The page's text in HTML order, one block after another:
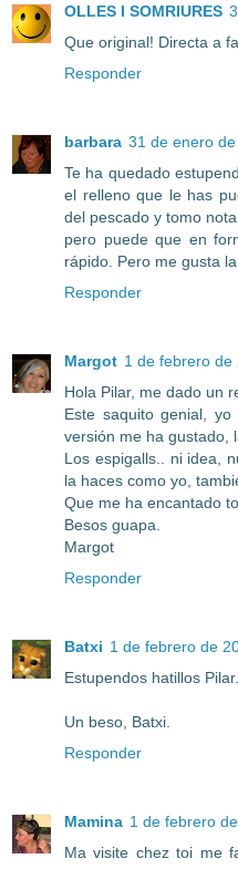
OLLES I SOMRIURES
Que original! Directa a
Responder
barbara 31 de enero
Te ha quedado
el relleno que le has
del pescado y tomo
pero puede que en
rápido. Pero me gusta
Responder
Margot 1 de febrero de
Hola Pilar, me dado un
Este saquito genial,
versión me ha gustado,
Los espigalls.. ni idea,
la haces como yo,
Que me ha encantado
Besos guapa.
Margot
Responder
Batxi 1 de febrero de
Estupendos hatillos
Un beso, Batxi.
Responder
Mamina 1 de febrero
Ma visite chez toi me